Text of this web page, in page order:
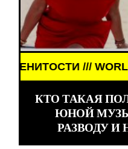
GIRLS ///
КТО ТАКАЯ
ЮНОЙ
РАЗВОДУ